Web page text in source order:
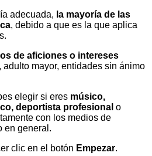
adecuada, la mayoría de las
, debido a que es la que aplica
de aficiones o intereses
adulto mayor, entidades sin ánimo
elegir si eres músico,
deportista profesional o
con los medios de
en general.
clic en el botón Empezar.